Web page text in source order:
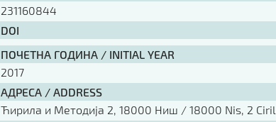
231160844
DOI
ПОЧЕТНА ГОДИНА / INITIAL YEAR
2017
АДРЕСА / ADDRESS
Ћирила и Методија 2, 18000 Ниш / 18000 Nis, 2